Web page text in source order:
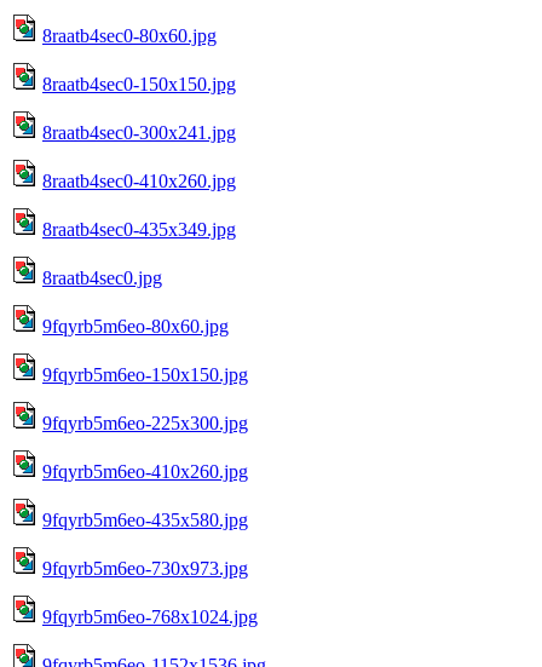
8raatb4sec0-80x60.jpg
8raatb4sec0-150x150.jpg
8raatb4sec0-300x241.jpg
8raatb4sec0-410x260.jpg
8raatb4sec0-435x349.jpg
8raatb4sec0.jpg
9fqyrb5m6eo-80x60.jpg
9fqyrb5m6eo-150x150.jpg
9fqyrb5m6eo-225x300.jpg
9fqyrb5m6eo-410x260.jpg
9fqyrb5m6eo-435x580.jpg
9fqyrb5m6eo-730x973.jpg
9fqyrb5m6eo-768x1024.jpg